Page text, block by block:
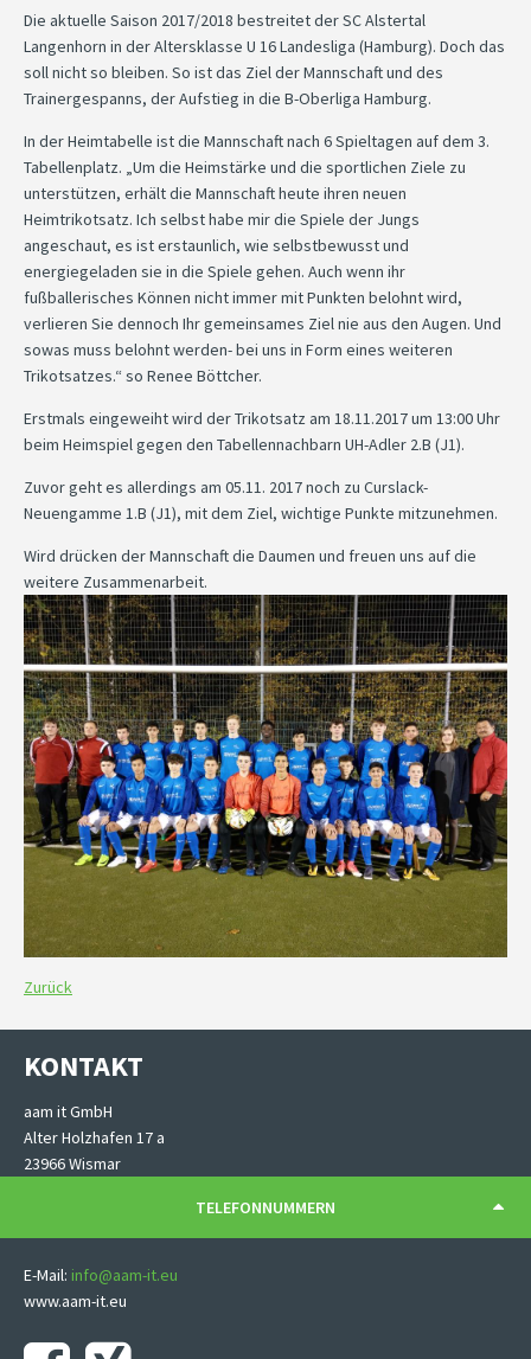
Die aktuelle Saison 2017/2018 bestreitet der SC Alstertal
Langenhorn in der Altersklasse U 16 Landesliga (Hamburg). Doch das
soll nicht so bleiben. So ist das Ziel der Mannschaft und des
Trainergespanns, der Aufstieg in die B-Oberliga Hamburg.
In der Heimtabelle ist die Mannschaft nach 6 Spieltagen auf dem 3.
Tabellenplatz. „Um die Heimstärke und die sportlichen Ziele zu
unterstützen, erhält die Mannschaft heute ihren neuen
Heimtrikotsatz. Ich selbst habe mir die Spiele der Jungs
angeschaut, es ist erstaunlich, wie selbstbewusst und
energiegeladen sie in die Spiele gehen. Auch wenn ihr
fußballerisches Können nicht immer mit Punkten belohnt wird,
verlieren Sie dennoch Ihr gemeinsames Ziel nie aus den Augen. Und
sowas muss belohnt werden- bei uns in Form eines weiteren
Trikotsatzes.“ so Renee Böttcher.
Erstmals eingeweiht wird der Trikotsatz am 18.11.2017 um 13:00 Uhr
beim Heimspiel gegen den Tabellennachbarn UH-Adler 2.B (J1).
Zuvor geht es allerdings am 05.11. 2017 noch zu Curslack-
Neuengamme 1.B (J1), mit dem Ziel, wichtige Punkte mitzunehmen.
Wird drücken der Mannschaft die Daumen und freuen uns auf die
weitere Zusammenarbeit.
Zurück
KONTAKT
aam it GmbH
Alter Holzhafen 17 a
23966 Wismar
TELEFONNUMMERN
E-Mail: info@aam-it.eu
www.aam-it.eu